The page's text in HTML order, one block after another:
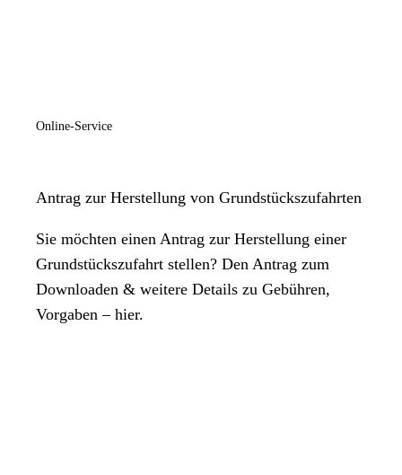
Online-Service
Antrag zur Herstellung von Grundstückszufahrten
Sie möchten einen Antrag zur Herstellung einer
Grundstückszufahrt stellen? Den Antrag zum
Downloaden & weitere Details zu Gebühren,
Vorgaben – hier.